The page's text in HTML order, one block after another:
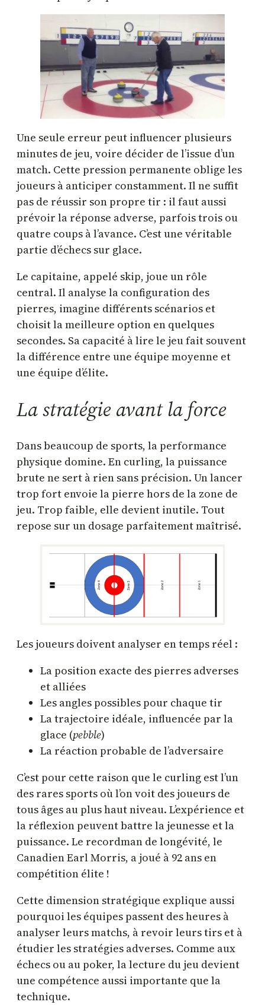
Une seule erreur peut influencer plusieurs
minutes de jeu, voire décider de l’issue d’un
match. Cette pression permanente oblige les
joueurs à anticiper constamment. Il ne suffit
pas de réussir son propre tir : il faut aussi
prévoir la réponse adverse, parfois trois ou
quatre coups à l’avance. C’est une véritable
partie d’échecs sur glace.
Le capitaine, appelé skip, joue un rôle
central. Il analyse la configuration des
pierres, imagine différents scénarios et
choisit la meilleure option en quelques
secondes. Sa capacité à lire le jeu fait souvent
la différence entre une équipe moyenne et
une équipe d’élite.
La stratégie avant la force
Dans beaucoup de sports, la performance
physique domine. En curling, la puissance
brute ne sert à rien sans précision. Un lancer
trop fort envoie la pierre hors de la zone de
jeu. Trop faible, elle devient inutile. Tout
repose sur un dosage parfaitement maîtrisé.
Les joueurs doivent analyser en temps réel :
La position exacte des pierres adverses
et alliées
Les angles possibles pour chaque tir
La trajectoire idéale, influencée par la
glace (pebble)
La réaction probable de l’adversaire
C’est pour cette raison que le curling est l’un
des rares sports où l’on voit des joueurs de
tous âges au plus haut niveau. L’expérience et
la réflexion peuvent battre la jeunesse et la
puissance. Le recordman de longévité, le
Canadien Earl Morris, a joué à 92 ans en
compétition élite !
Cette dimension stratégique explique aussi
pourquoi les équipes passent des heures à
analyser leurs matchs, à revoir leurs tirs et à
étudier les stratégies adverses. Comme aux
échecs ou au poker, la lecture du jeu devient
une compétence aussi importante que la
technique.